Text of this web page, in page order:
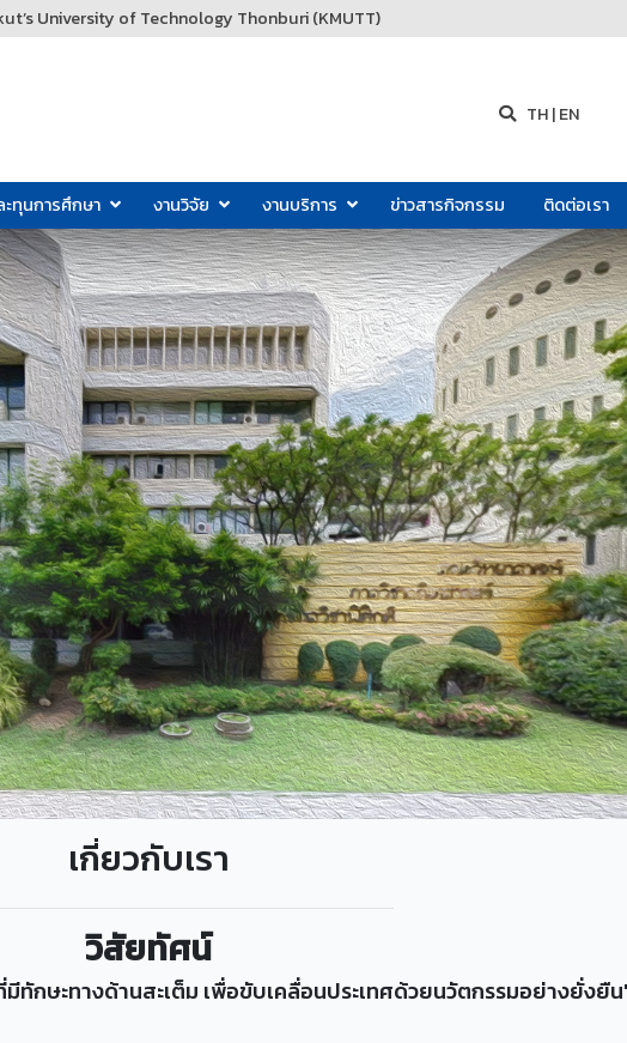
University of Technology Thonburi (KMUTT)
TH|EN
ทุนการศึกษา งานวิจัย งานบริการ ข่าวสารกิจกรรม ติดต่อเรา
เกี่ยวกับเรา
วิสัยทัศน์
ทักษะทางด้านสะเต็ม เพื่อขับเคลื่อนประเทศด้วยนวัตกรรมอย่างยั่งยื